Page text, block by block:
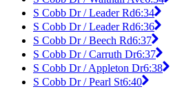
S Cobb Dr / Leader Rd6:34
S Cobb Dr / Leader Rd6:36
S Cobb Dr / Beech Rd6:37
S Cobb Dr / Carruth Dr6:37
S Cobb Dr / Appleton Dr6:38
S Cobb Dr / Pearl St6:40